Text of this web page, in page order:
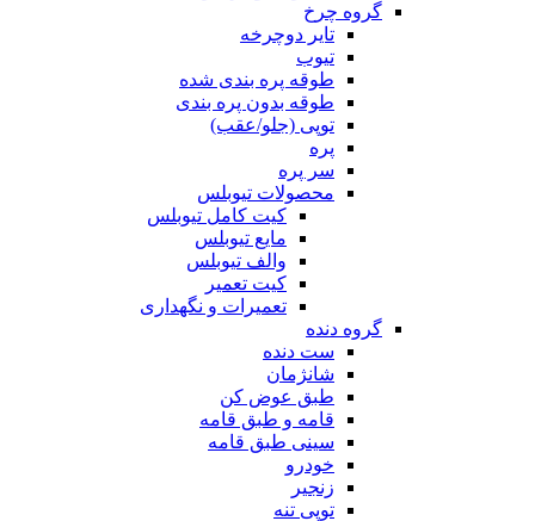
گروه چرخ
تایر دوچرخه
تیوب
طوقه پره بندی شده
طوقه بدون پره بندی
توپی (جلو/عقب)
پره
سر پره
محصولات تیوبلس
کیت کامل تیوبلس
مایع تیوبلس
والف تیوبلس
کیت تعمیر
تعمیرات و نگهداری
گروه دنده
ست دنده
شانژمان
طبق عوض کن
قامه و طبق قامه
سینی طبق قامه
خودرو
زنجیر
توپی تنه